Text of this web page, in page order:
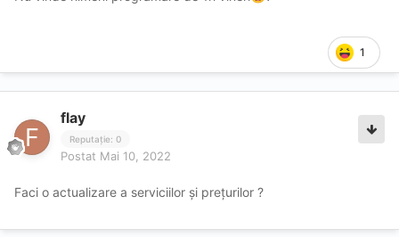
1
flay
Reputație: 0
Postat Mai 10, 2022
Faci o actualizare a serviciilor și prețurilor ?